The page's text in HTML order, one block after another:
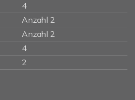
4
Anzahl 2
Anzahl 2
4
2